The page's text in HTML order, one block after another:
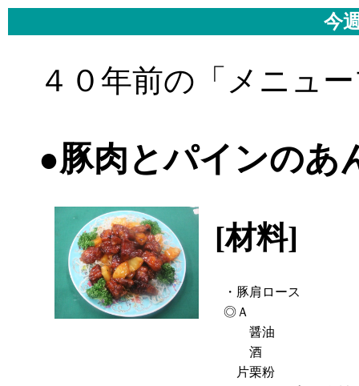
今
４０年前の「メニュ
●豚肉とパインのあ
[材料]
・豚肩ロース
◎Ａ
醤油
酒
片栗粉